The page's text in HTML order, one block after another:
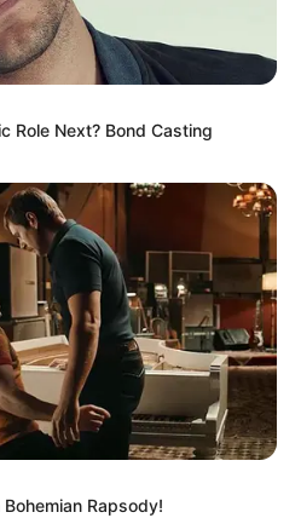
Online &
Bahan
Role Next? Bond Casting
Rapsody!